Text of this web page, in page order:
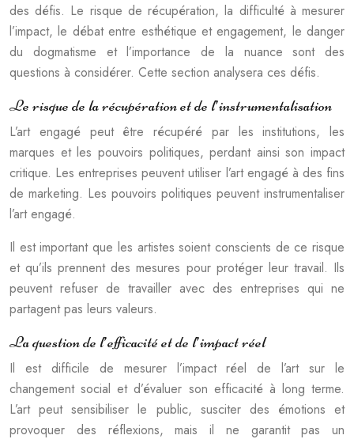
des défis. Le risque de récupération, la difficulté à mesurer
l’impact, le débat entre esthétique et engagement, le danger
du dogmatisme et l’importance de la nuance sont des
questions à considérer. Cette section analysera ces défis.
Le risque de la récupération et de l’instrumentalisation
L’art engagé peut être récupéré par les institutions, les
marques et les pouvoirs politiques, perdant ainsi son impact
critique. Les entreprises peuvent utiliser l’art engagé à des fins
de marketing. Les pouvoirs politiques peuvent instrumentaliser
l’art engagé.
Il est important que les artistes soient conscients de ce risque
et qu’ils prennent des mesures pour protéger leur travail. Ils
peuvent refuser de travailler avec des entreprises qui ne
partagent pas leurs valeurs.
La question de l’efficacité et de l’impact réel
Il est difficile de mesurer l’impact réel de l’art sur le
changement social et d’évaluer son efficacité à long terme.
L’art peut sensibiliser le public, susciter des émotions et
provoquer des réflexions, mais il ne garantit pas un